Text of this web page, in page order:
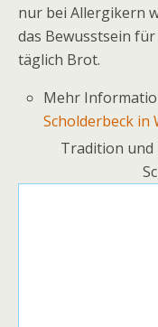
nur bei Allergikern
das Bewusstsein
täglich Brot.
Mehr
Scholderbeck in
Tradition und